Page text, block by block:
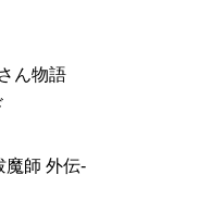
ん物語
師 外伝-